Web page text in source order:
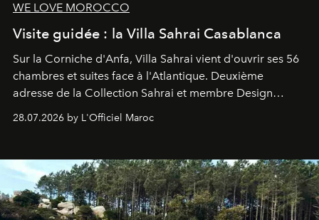
WE LOVE MOROCCO
Visite guidée : la Villa Sahrai Casablanca
Sur la Corniche d'Anfa, Villa Sahrai vient d'ouvrir ses 56
chambres et suites face à l'Atlantique. Deuxième
adresse de la Collection Sahrai et membre Design
Hotels, ce boutique-hôtel cinq étoiles signé Christophe
Pillet promet un lieu de vie complet. On y a déjeuné…
28.07.2026 by L'Officiel Maroc